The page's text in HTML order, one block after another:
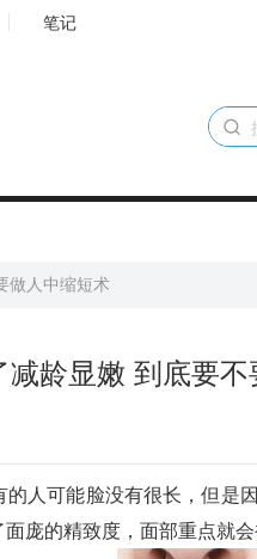
笔记
做人中缩短术
减龄显嫩 到底要
可能脸没有很长，但是
庞的精致度，面部重点就